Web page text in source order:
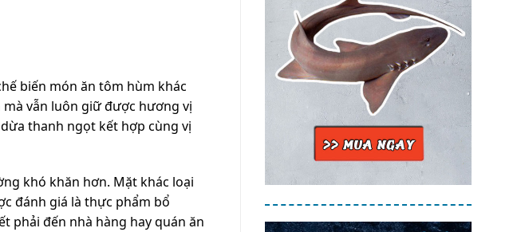
biến món ăn tôm hùm khác
mà vẫn luôn giữ được hương vị
thanh ngọt kết hợp cùng vị
khó khăn hơn. Mặt khác loại
đánh giá là thực phẩm bổ
phải đến nhà hàng hay quán ăn